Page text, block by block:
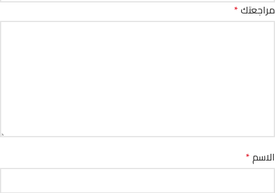
مراجعتك*
الاسم*